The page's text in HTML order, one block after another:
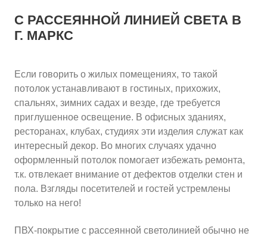
С РАССЕЯННОЙ ЛИНИЕЙ СВЕТА В
Г. МАРКС
Если говорить о жилых помещениях, то такой
потолок устанавливают в гостиных, прихожих,
спальнях, зимних садах и везде, где требуется
приглушенное освещение. В офисных зданиях,
ресторанах, клубах, студиях эти изделия служат как
интересный декор. Во многих случаях удачно
оформленный потолок помогает избежать ремонта,
т.к. отвлекает внимание от дефектов отделки стен и
пола. Взгляды посетителей и гостей устремлены
только на него!
ПВХ-покрытие с рассеянной светолинией обычно не